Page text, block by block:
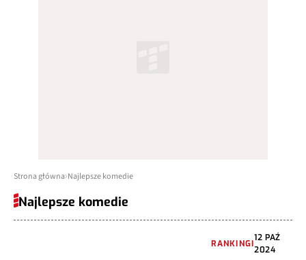
Strona główna Najlepsze komedie
Najlepsze komedie
RANKINGI
12 PAŹ
2024